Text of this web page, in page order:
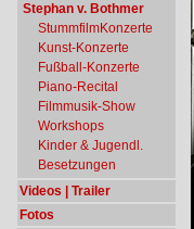
Stephan v. Bothmer
StummfilmKonzerte
Kunst-Konzerte
Fußball-Konzerte
Piano-Recital
Filmmusik-Show
Workshops
Kinder & Jugendl.
Besetzungen
Videos | Trailer
Fotos